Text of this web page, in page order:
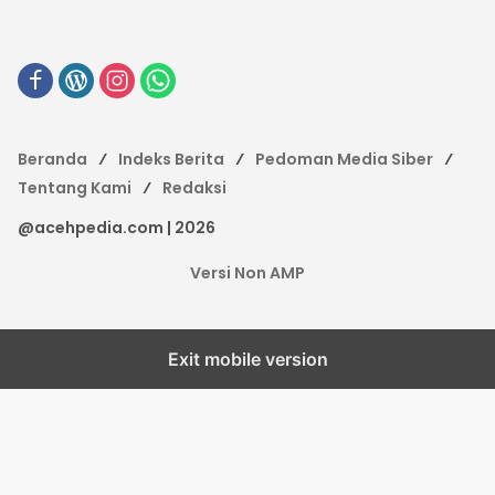
Beranda Indeks Berita
Pedoman Media Siber
Tentang Kami
Redaksi
@acehpedia.com | 2026
Versi Non AMP
Exit mobile version